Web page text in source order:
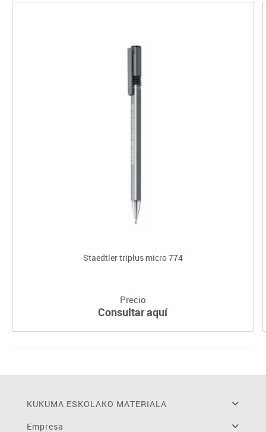
Staedtler triplus micro 774
Precio
Consultar aquí
KUKUMA ESKOLAKO MATERIALA
Empresa